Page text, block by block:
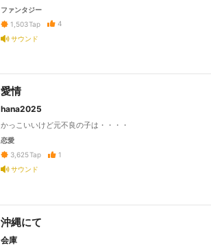
ファンタジー
1,503Tap
4
サウンド
愛情
hana2025
かっこいいけど元不良の子は・・・・
恋愛
3,625Tap
1
サウンド
沖縄にて
会庫